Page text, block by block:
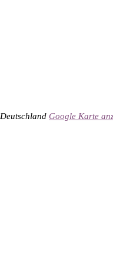
Deutschland Google Karte